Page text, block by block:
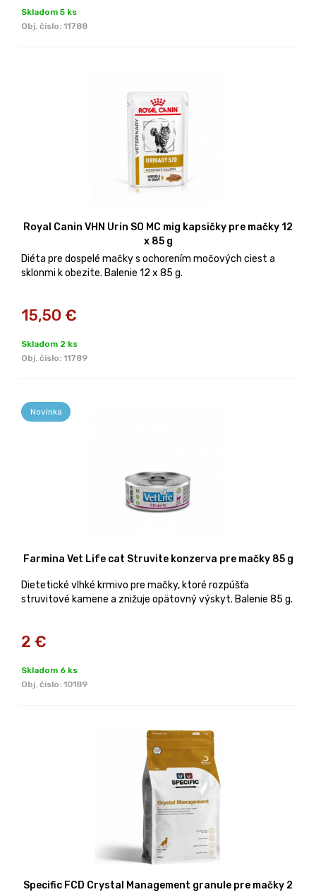
Skladom 5 ks
Obj. čislo: 11788
Royal Canin VHN Urin SO MC mig kapsičky pre mačky 12
x 85 g
Diéta pre dospelé mačky s ochorením močových ciest a
sklonmi k obezite. Balenie 12 x 85 g.
15,50 €
Skladom 2 ks
Obj. čislo: 11789
Novinka
Farmina Vet Life cat Struvite konzerva pre mačky 85 g
Dietetické vlhké krmivo pre mačky, ktoré rozpúšťa
struvitové kamene a znižuje opätovný výskyt. Balenie 85 g.
2 €
Skladom 6 ks
Obj. čislo: 10189
Specific FCD Crystal Management granule pre mačky 2